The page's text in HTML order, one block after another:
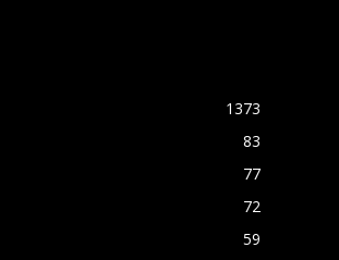
1373
83
77
72
59